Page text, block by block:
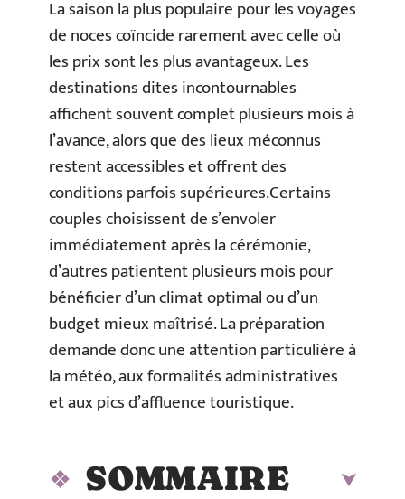
La saison la plus populaire pour les voyages
de noces coïncide rarement avec celle où
les prix sont les plus avantageux. Les
destinations dites incontournables
affichent souvent complet plusieurs mois à
l’avance, alors que des lieux méconnus
restent accessibles et offrent des
conditions parfois supérieures.Certains
couples choisissent de s’envoler
immédiatement après la cérémonie,
d’autres patientent plusieurs mois pour
bénéficier d’un climat optimal ou d’un
budget mieux maîtrisé. La préparation
demande donc une attention particulière à
la météo, aux formalités administratives
et aux pics d’affluence touristique.
SOMMAIRE